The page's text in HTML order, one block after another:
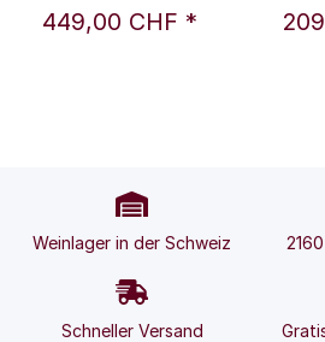
Palacios S.L.
449,00 CHF *
Weinlager in der Schweiz
Schneller Versand